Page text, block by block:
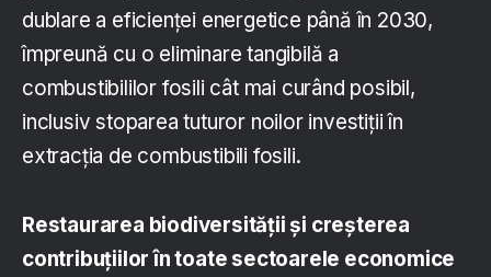
dublare a eficienței energetice până în 2030,
împreună cu o eliminare tangibilă a
combustibililor fosili cât mai curând posibil,
inclusiv stoparea tuturor noilor investiții în
extracția de combustibili fosili.
Restaurarea biodiversității și creșterea
contribuțiilor în toate sectoarele economice